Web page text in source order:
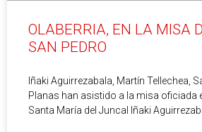
OLABERRIA, EN LA MISA
SAN PEDRO
Iñaki Aguirrezabala, Martín Tellechea,
Planas han asistido a la misa oficiada
Santa María del Juncal Iñaki